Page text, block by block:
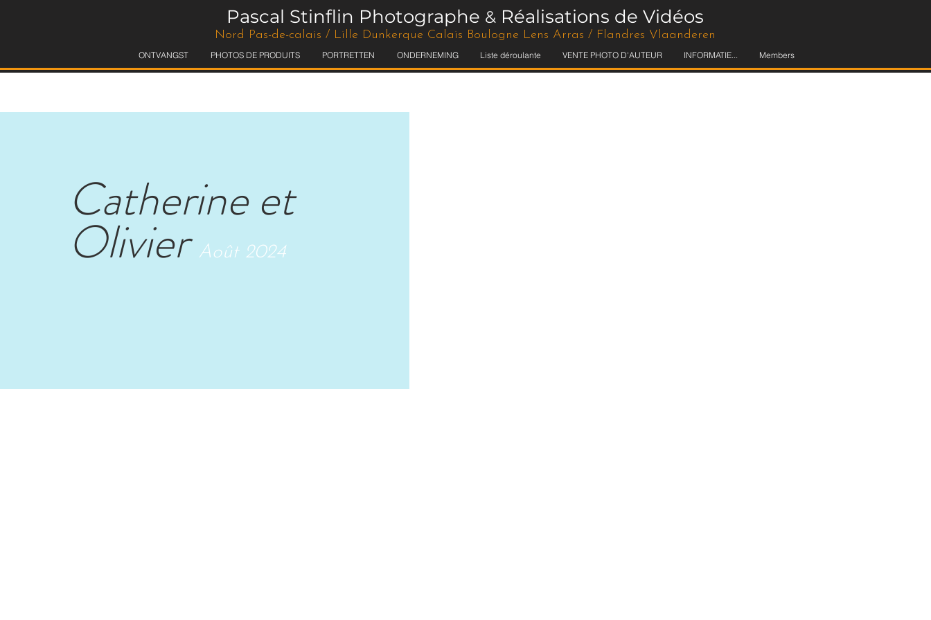
Pascal Stinflin Photographe &Réalisations de Vidéos
Nord Pas-de-calais / Lille Dunkerque Calais Boulogne Lens Arras / Flandres Vlaanderen
ONTVANGST PHOTOS DE PRODUITS PORTRETTEN ONDERNEMING Liste déroulante VENTE PHOTO D'AUTEUR INFORMATIE... Members
Catherine et
Olivier Août 2024